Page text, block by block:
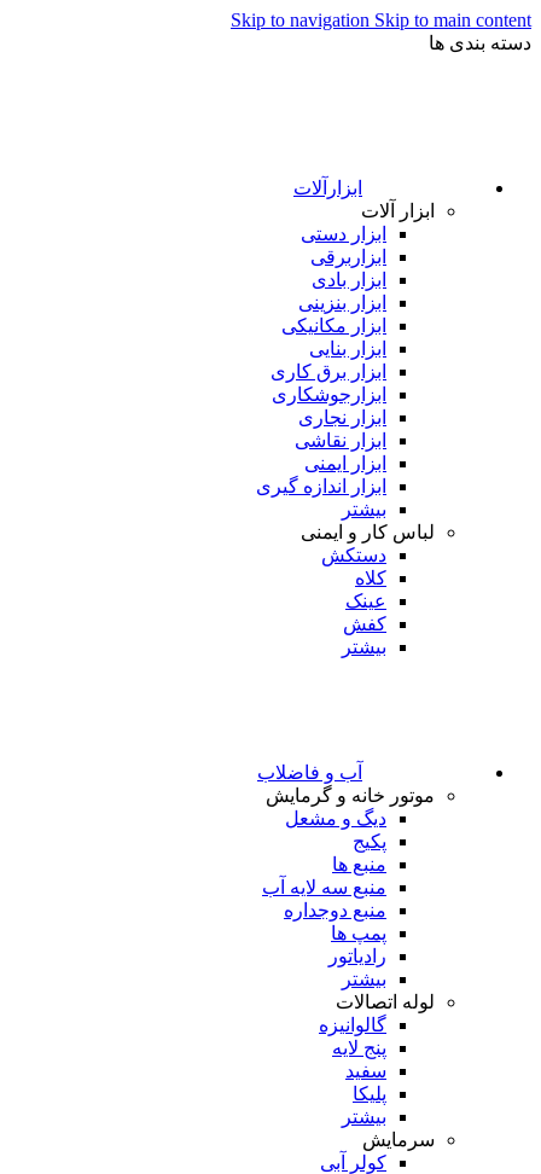
Skip to navigation Skip to main content
دسته بندی ها
ابزارآلات
ابزار آلات
ابزار دستی
ابزاربرقی
ابزار بادی
ابزار بنزینی
ابزار مکانیکی
ابزار بنایی
ابزار برق کاری
ابزارجوشکاری
ابزار نجاری
ابزار نقاشی
ابزار ایمنی
ابزار اندازه گیری
بیشتر
لباس کار و ایمنی
دستکش
کلاه
عینک
کفش
بیشتر
آب و فاضلاب
موتور خانه و گرمایش
دیگ و مشعل
پکیج
منبع ها
منبع سه لایه آب
منبع دوجداره
پمپ ها
رادیاتور
بیشتر
لوله اتصالات
گالوانیزه
پنج لایه
سفید
پلیکا
بیشتر
سرمایش
کولر آبی